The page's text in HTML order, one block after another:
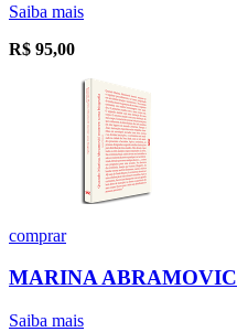
Saiba mais
R$ 95,00
comprar
MARINA ABRAMOVIC
Saiba mais